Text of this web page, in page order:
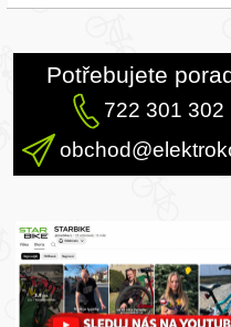
Potřebujete
722 301 302